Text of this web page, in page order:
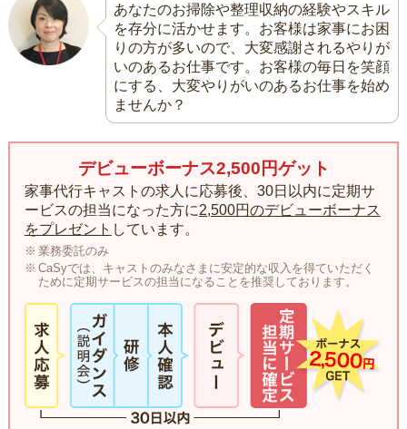
あなたのお掃除や整理収納の経験やスキル
を存分に活かせます。お客様は家事にお困
りの方が多いので、大変感謝されるやりが
いのあるお仕事です。お客様の毎日を笑顔
にする、大変やりがいのあるお仕事を始め
ませんか？
デビューボーナス2,500円ゲット
家事代行キャストの求人に応募後、30日以内に定期サ
ービスの担当になった方に2,500円のデビューボーナス
をプレゼント しています。
業務委託のみ
CaSyでは、キャストのみなさまに安定的な収入を得ていただく
ために定期サービスの担当になることを推奨しております。